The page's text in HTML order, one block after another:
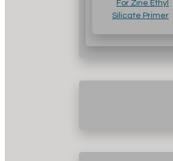
For Zine Ethyl
Silicate Primer